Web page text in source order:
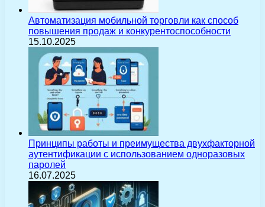
Автоматизация мобильной торговли как способ
повышения продаж и конкурентоспособности
15.10.2025
Принципы работы и преимущества двухфакторной
аутентификации с использованием одноразовых
паролей
16.07.2025